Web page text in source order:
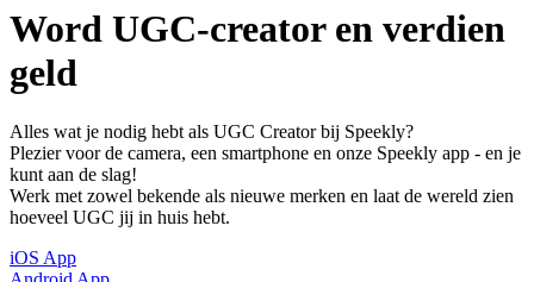
Word UGC-creator en verdien
geld
Alles wat je nodig hebt als UGC Creator bij Speekly?
Plezier voor de camera, een smartphone en onze Speekly app - en je
kunt aan de slag!
Werk met zowel bekende als nieuwe merken en laat de wereld zien
hoeveel UGC jij in huis hebt.
iOS App